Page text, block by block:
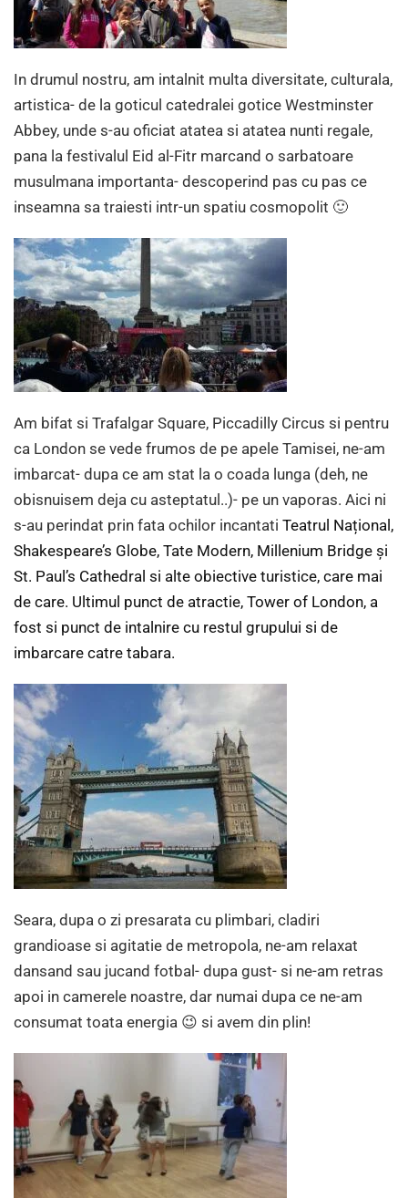
In drumul nostru, am intalnit multa diversitate, culturala,
artistica- de la goticul catedralei gotice Westminster
Abbey, unde s-au oficiat atatea si atatea nunti regale,
pana la festivalul Eid al-Fitr marcand o sarbatoare
musulmana importanta- descoperind pas cu pas ce
inseamna sa traiesti intr-un spatiu cosmopolit 🙂
Am bifat si Trafalgar Square, Piccadilly Circus si pentru
ca London se vede frumos de pe apele Tamisei, ne-am
imbarcat- dupa ce am stat la o coada lunga (deh, ne
obisnuisem deja cu asteptatul..)- pe un vaporas. Aici ni
s-au perindat prin fata ochilor incantati Teatrul Național,
Shakespeare’s Globe, Tate Modern, Millenium Bridge și
St. Paul’s Cathedral si alte obiective turistice, care mai
de care. Ultimul punct de atractie, Tower of London, a
fost si punct de intalnire cu restul grupului si de
imbarcare catre tabara.
Seara, dupa o zi presarata cu plimbari, cladiri
grandioase si agitatie de metropola, ne-am relaxat
dansand sau jucand fotbal- dupa gust- si ne-am retras
apoi in camerele noastre, dar numai dupa ce ne-am
consumat toata energia 😉 si avem din plin!